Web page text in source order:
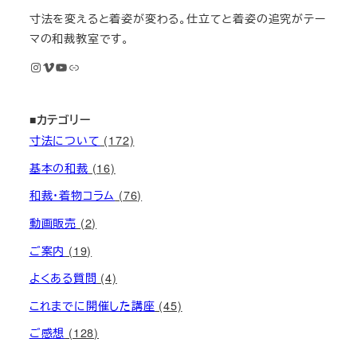
寸法を変えると着姿が変わる。仕立てと着姿の追究がテー
マの和裁教室です。
InstagramVimeo YouTube M KIMONOオンライン和裁教室
■カテゴリー
寸法について (172)
基本の和裁 (16)
和裁・着物コラム (76)
動画販売 (2)
ご案内 (19)
よくある質問 (4)
これまでに開催した講座 (45)
ご感想 (128)